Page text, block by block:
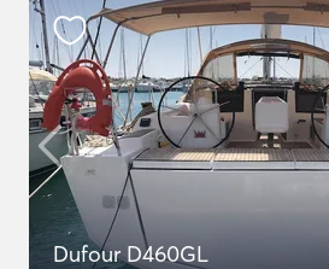
Dufour D460GL